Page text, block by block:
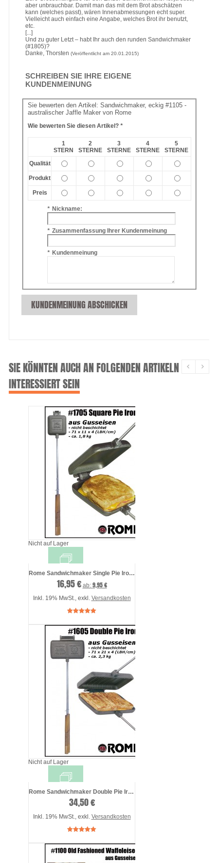
aber unbrauchbar. Damit man das mit dem Brot abschätzen
kann (welches passt), wären Innenabmessungen echt super.
Vielleicht auch einfach eine Angabe, welches Brot ihr benutzt,
etc.
[...]
Und zu guter Letzt – habt Ihr auch den runden Sandwichmaker
(#1805)?
Danke, Thorsten (Veröffentlicht am 20.01.2015)
SCHREIBEN SIE IHRE EIGENE
KUNDENMEINUNG
Sie bewerten den Artikel: Sandwichmaker, eckig #1105 -
australischer Jaffle Maker von Rome
Wie bewerten Sie diesen Artikel? *
1
STERN
2
STERNE
3
STERNE
4
STERNE
5
STERNE
Qualität
Produkt
Preis
* Nickname:
* Zusammenfassung Ihrer Kundenmeinung
* Kundenmeinung
KUNDENMEINUNG ABSCHICKEN
SIE KÖNNTEN AUCH AN FOLGENDEN ARTIKELN
INTERESSIERT SEIN
Nicht auf Lager
Rome Sandwichmaker Single Pie Iron #1705
16,95 € ab: 9,95 €
Inkl. 19% MwSt. exkl. Versandkosten
Nicht auf Lager
Rome Sandwichmaker Double Pie Iron #1605
34,50 €
Inkl. 19% MwSt. exkl. Versandkosten